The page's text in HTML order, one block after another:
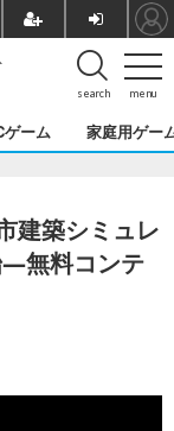
menu
search
ゲーム 家庭用ゲー
建築シミュレ
―無料コンテ